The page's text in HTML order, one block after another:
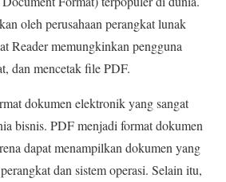
oleh perusahaan perangkat lunak
Reader memungkinkan pengguna
dan mencetak file PDF.
dokumen elektronik yang sangat
bisnis. PDF menjadi format dokumen
dapat menampilkan dokumen yang
dan sistem operasi. Selain itu,